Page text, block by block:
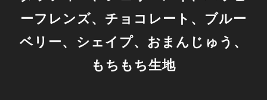
ーフレンズ、チョコレート、ブルー
ベリー、シェイプ、おまんじゅう、
もちもち生地